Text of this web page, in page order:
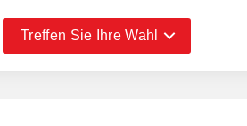
Treffen Sie Ihre Wahl